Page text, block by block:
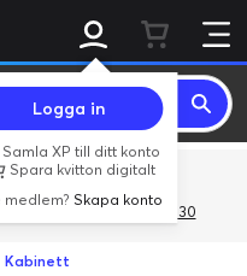
Logga in
Samla XP till ditt konto
Spara kvitton digitalt
medlem?Skapa konto
800 kr.
med rabattkoden 3Gives30
Kabinett